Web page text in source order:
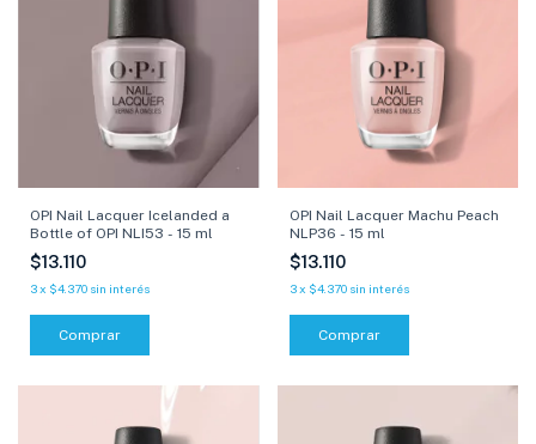
OPI Nail Lacquer Icelanded a
Bottle of OPI NLI53 - 15 ml
$13.110
3x $4.370 sin interés
Comprar
OPI Nail Lacquer Machu Peach
NLP36 - 15 ml
$13.110
3 x $4.370 sin interés
Comprar